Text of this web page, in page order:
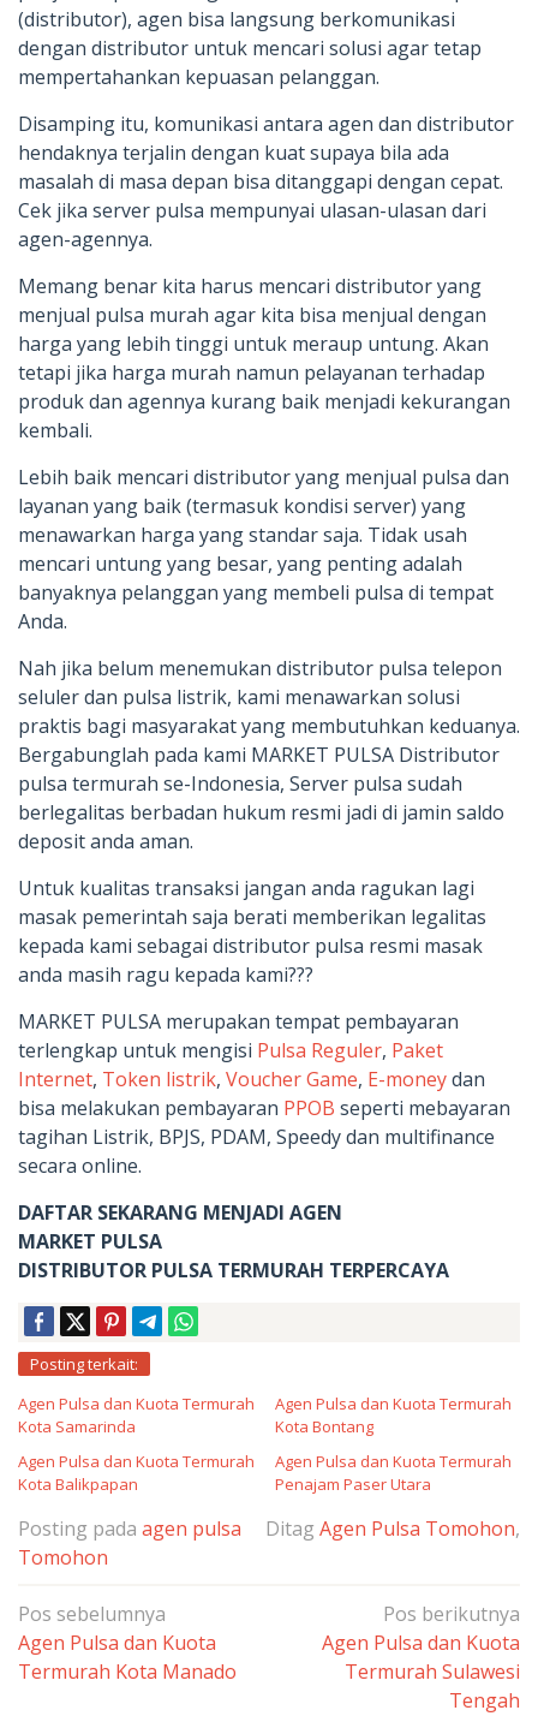
(distributor), agen bisa langsung berkomunikasi
dengan distributor untuk mencari solusi agar tetap
mempertahankan kepuasan pelanggan.
Disamping itu, komunikasi antara agen dan distributor
hendaknya terjalin dengan kuat supaya bila ada
masalah di masa depan bisa ditanggapi dengan cepat.
Cek jika server pulsa mempunyai ulasan-ulasan dari
agen-agennya.
Memang benar kita harus mencari distributor yang
menjual pulsa murah agar kita bisa menjual dengan
harga yang lebih tinggi untuk meraup untung. Akan
tetapi jika harga murah namun pelayanan terhadap
produk dan agennya kurang baik menjadi kekurangan
kembali.
Lebih baik mencari distributor yang menjual pulsa dan
layanan yang baik (termasuk kondisi server) yang
menawarkan harga yang standar saja. Tidak usah
mencari untung yang besar, yang penting adalah
banyaknya pelanggan yang membeli pulsa di tempat
Anda.
Nah jika belum menemukan distributor pulsa telepon
seluler dan pulsa listrik, kami menawarkan solusi
praktis bagi masyarakat yang membutuhkan keduanya.
Bergabunglah pada kami MARKET PULSA Distributor
pulsa termurah se-Indonesia, Server pulsa sudah
berlegalitas berbadan hukum resmi jadi di jamin saldo
deposit anda aman.
Untuk kualitas transaksi jangan anda ragukan lagi
masak pemerintah saja berati memberikan legalitas
kepada kami sebagai distributor pulsa resmi masak
anda masih ragu kepada kami???
MARKET PULSA merupakan tempat pembayaran
terlengkap untuk mengisi Pulsa Reguler, Paket
Internet, Token listrik, Voucher Game, E-moneydan
bisa melakukan pembayaran PPOB seperti mebayaran
tagihan Listrik, BPJS, PDAM, Speedy dan multifinance
secara online.
DAFTAR SEKARANG MENJADI AGEN
MARKET PULSA
DISTRIBUTOR PULSA TERMURAH TERPERCAYA
Posting terkait:
Agen Pulsa dan Kuota Termurah
Kota Samarinda
Agen Pulsa dan Kuota Termurah
Kota Bontang
Agen Pulsa dan Kuota Termurah
Kota Balikpapan
Agen Pulsa dan Kuota Termurah
Penajam Paser Utara
Posting pada agen pulsa Ditag Agen Pulsa Tomohon,
Tomohon
Navigasi
pos
Pos sebelumnya
Agen Pulsa dan Kuota
Termurah Kota Manado
Pos berikutnya
Agen Pulsa dan Kuota
Termurah Sulawesi
Tengah